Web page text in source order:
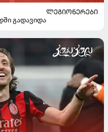
ᲚᲔᲒᲘᲝᲜᲔᲠᲔᲑᲘ
გადავიდა